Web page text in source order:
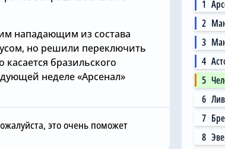
нападающим из состава
но решили переключить
бразильского
неделе «Арсенал»
это очень поможет
из
Вчера, 12:00
отреагировал на
шокирующую цену в
размере £75 млн за звезду
1
2
3
4
5
6
7
8